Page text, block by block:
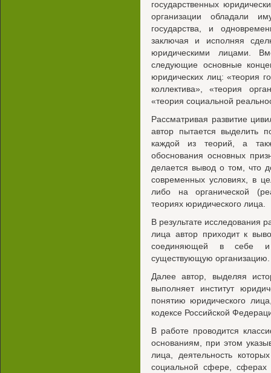
государственных
организации обладали
государства, и
заключая и исполняя
юридическими лицами.
следующие основные
юридических лиц: «теория
коллектива», «теория
«теория социальной
Рассматривая развитие
автор пытается выделить
каждой из теорий, а
обоснования основных
делается вывод о том, что
современных условиях, в
либо на органической
теориях юридического лица.
В результате исследования
лица автор приходит к
соединяющей в себе
существующую организацию.
Далее автор, выделяя
выполняет институт
понятию юридического
кодексе Российской
В работе проводится
основаниям, при этом
лица, деятельность
социальной сфере, сферах